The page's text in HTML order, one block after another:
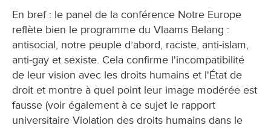
En bref : le panel de la conférence Notre Europe
reflète bien le programme du Vlaams Belang :
antisocial, notre peuple d’abord, raciste, anti-islam,
anti-gay et sexiste. Cela confirme l'incompatibilité
de leur vision avec les droits humains et l'État de
droit et montre à quel point leur image modérée est
fausse (voir également à ce sujet le rapport
universitaire Violation des droits humains dans le